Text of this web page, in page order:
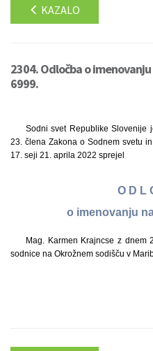
KAZALO
2304. Odločba o
6999.
Sodni svet Republike Slovenije
23. člena Zakona o Sodnem svetu
17. seji 21. aprila 2022 sprejel
O D L
o imenovanju
Mag. Karmen Krajncse z dnem
sodnice na Okrožnem sodišču v